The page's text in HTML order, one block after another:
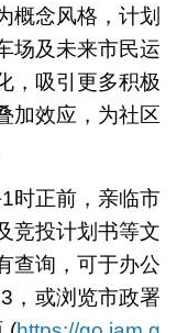
概念风格，计划
场及未来市民运
，吸引更多积极
加效应，为社区
时正前，亲临市
竞投计划书等文
查询，可于办公
，或浏览市政署